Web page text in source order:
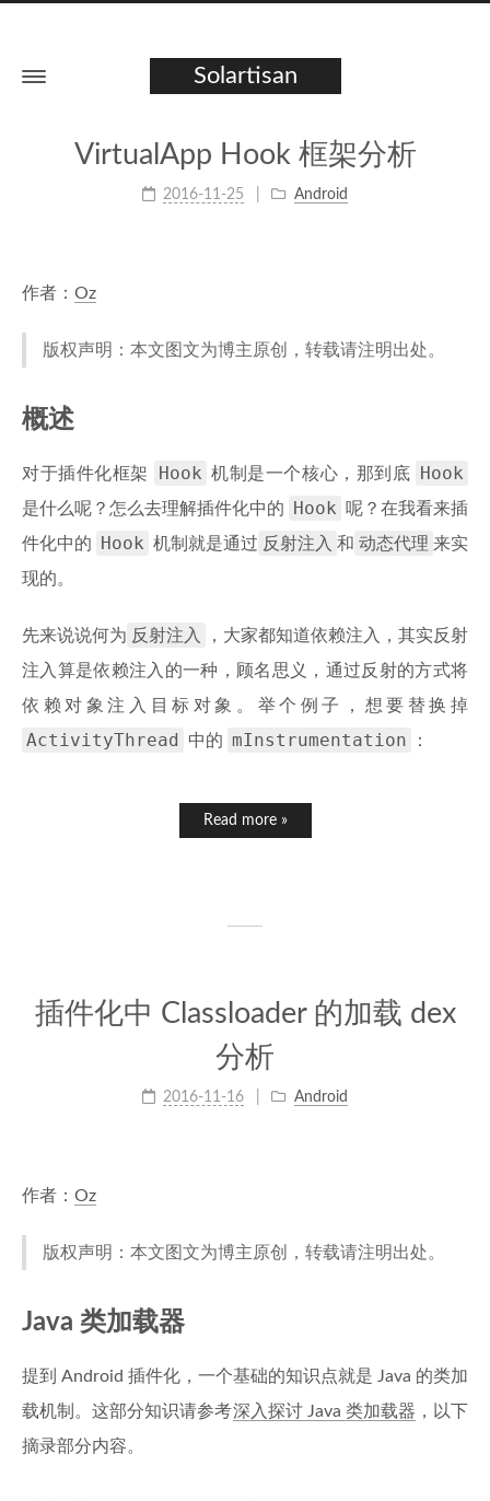
Solartisan
VirtualApp Hook 框架分析
2016-11-25 Android
作者： Oz
版权声明：本文图文为博主原创，转载请注明出处。
概述
对于插件化框架 Hook 机制是一个核心，那到底 Hook
是什么呢？怎么去理解插件化中的 Hook
呢？在我看来插
件化中的
Hook 机制就是通过 反射注入 和 动态代理 来实
现的。
先来说说何为 反射注入
，大家都知道依赖注入，其实反射
注入算是依赖注入的一种，顾名思义，通过反射的方式将
依赖对象注入目标对象。举个例子，想要替换掉
ActivityThread 中的 mInstrumentation ：
Read more »
插件化中 Classloader 的加载 dex
分析
2016-11-16 Android
作者： Oz
版权声明：本文图文为博主原创，转载请注明出处。
Java 类加载器
提到 Android 插件化，一个基础的知识点就是 Java 的类加
载机制。这部分知识请参考深入探讨 Java 类加载器 ，以下
摘录部分内容。